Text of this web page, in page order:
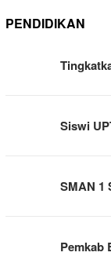
PENDIDIKAN
Siswi
SMAN 1
Pemkab